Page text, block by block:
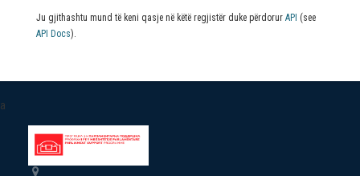
Ju gjithashtu mund të keni qasje në këtë regjistër duke përdorur API (see
API Docs).
a